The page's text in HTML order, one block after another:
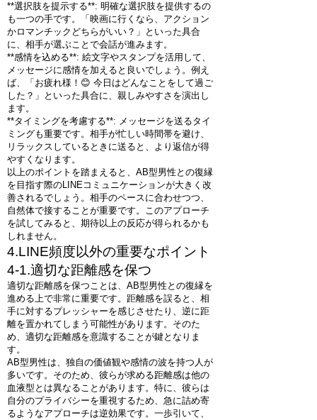
**選択肢を提示する**: 明確な選択肢を提供するの
も一つの手です。「映画に行くなら、アクション
かロマンチックどちらがいい？」といった具合
に、相手が選ぶことで会話が進みます。
**感情を込める**: 絵文字やスタンプを活用して、
メッセージに感情を加えると良いでしょう。例え
ば、「お疲れ様！😊 今日はどんなことをして過ご
した？」といった具合に、親しみやすさを演出し
ます。
**タイミングを考慮する**: メッセージを送るタイ
ミングも重要です。相手が忙しい時間帯を避け、
リラックスしているときに送ると、より返信が得
やすくなります。
以上のポイントを踏まえると、AB型男性との復縁
を目指す際のLINEコミュニケーションが大きく改
善されるでしょう。相手のペースに合わせつつ、
自然体で接することが重要です。このアプローチ
を試してみると、期待以上の反応が得られるかも
しれません。
4.LINE頻度以外の重要なポイント
4-1.適切な距離感を保つ
適切な距離感を保つことは、AB型男性との復縁を
進める上で非常に重要です。距離感を誤ると、相
手に対するプレッシャーを感じさせたり、逆に距
離を置かれてしまう可能性があります。そのた
め、適切な距離感を意識することが鍵となりま
す。
AB型男性は、独自の価値観や感情の波を持つ人が
多いです。そのため、彼らが求める距離感は他の
血液型とは異なることがあります。特に、彼らは
自分のプライバシーを重視するため、急に詰め寄
るようなアプローチは逆効果です。一歩引いて、